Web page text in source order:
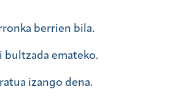
berrien bila.
bultzada emateko.
izango dena.